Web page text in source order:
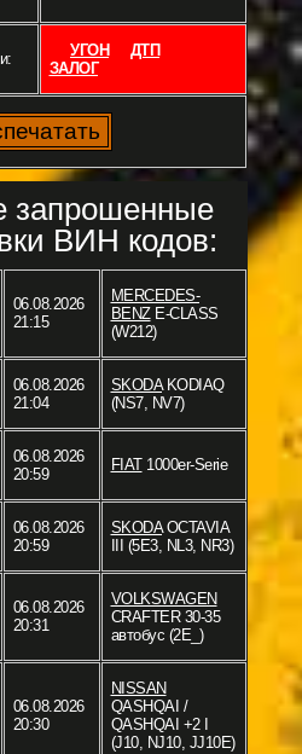
УГОН
ДТП
ЗАЛОГ
запрошенные
ВИН кодов:
06.08.2026
21:15
MERCEDES-
BENZE-CLASS
(W212)
06.08.2026
21:04
SKODAKODIAQ
(NS7, NV7)
06.08.2026
20:59
FIAT1000er-Serie
06.08.2026
20:59
SKODAOCTAVIA
III (5E3, NL3, NR3)
06.08.2026
20:31
VOLKSWAGEN
CRAFTER 30-35
автобус (2E_)
06.08.2026
20:30
NISSAN
QASHQAI /
QASHQAI +2 I
(J10, NJ10, JJ10E)